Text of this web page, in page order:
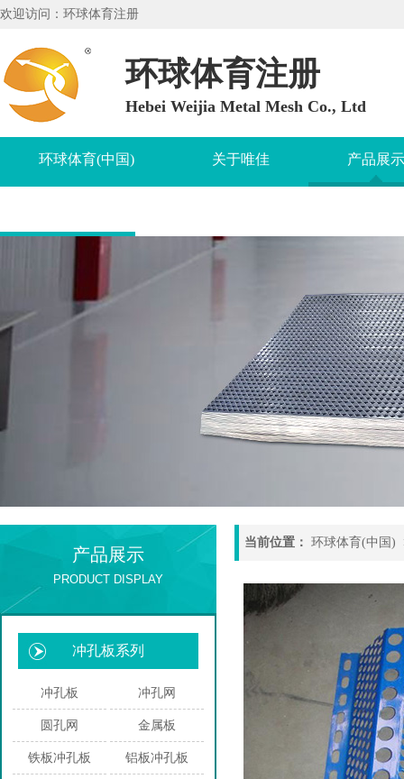
欢迎访问：环球体育注册
环球体育注册
Hebei Weijia Metal Mesh Co., Ltd
环球体育(中国) 关于唯佳 产品展示
产品展示
PRODUCT DISPLAY
冲孔板系列
冲孔板 冲孔网
圆孔网 金属板
铁板冲孔板 铝板冲孔板
当前位置： 环球体育(中国)